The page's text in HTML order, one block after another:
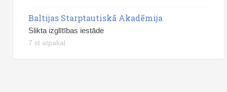
Baltijas Starptautiskā Akadēmija
Slikta izglītības iestāde
7 st atpakaļ